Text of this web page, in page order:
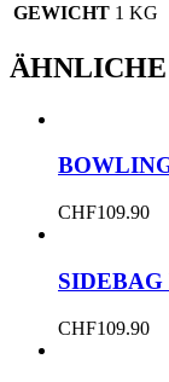
GEWICHT 1 KG
CHF109.90
CHF109.90